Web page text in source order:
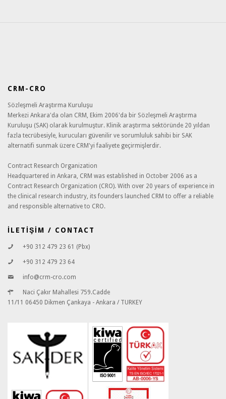
CRM-CRO
Sözleşmeli Araştırma Kuruluşu
Merkezi Ankara'da olan CRM, Ekim 2006'da bir Sözleşmeli Araştırma
Kuruluşu (SAK) olarak kurulmuştur. Klinik araştırma sektöründe 20 yıldan
fazla tecrübesiyle, kurucuları güvenilir ve sorumluluk sahibi bir SAK
alternatifi sunmak üzere CRM'yi faaliyete geçirmişlerdir.
Contract Research Organization
Headquartered in Ankara, CRM was established in October 2006 as a
Contract Research Organization (CRO). With over 20 years of experience in
the clinical research industry, its founders launched CRM to offer a reliable
and responsible alternative to CRO.
İLETİŞİM / CONTACT
+90 312 479 23 61 (Pbx)
+90 312 479 23 64
info@crm-cro.com
Naci Çakır Mahallesi 759.Cadde
11/11 06450 Dikmen Çankaya - Ankara / TURKEY